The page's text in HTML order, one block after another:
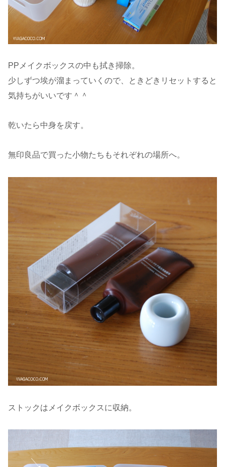
PPメイクボックスの中も拭き掃除。
少しずつ埃が溜まっていくので、ときどきリセットすると
気持ちがいいです＾＾
乾いたら中身を戻す。
無印良品で買った小物たちもそれぞれの場所へ。
ストックはメイクボックスに収納。